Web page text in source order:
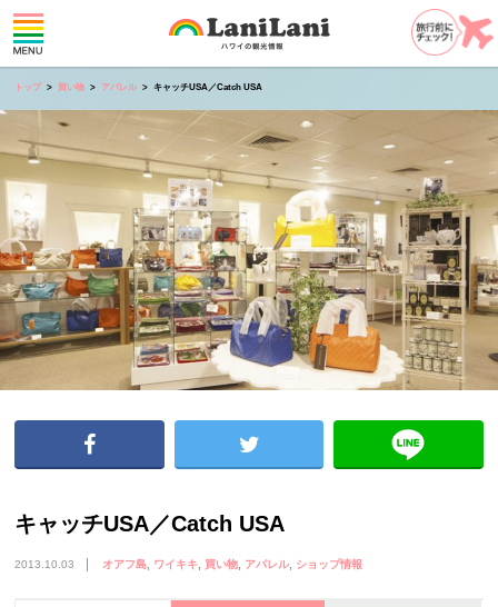
トップ 買い物 アパレル キャッチUSA／Catch USA
キャッチUSA／Catch USA
2013.10.03 オアフ島 ワイキキ 買い物 アパレル ショップ情報